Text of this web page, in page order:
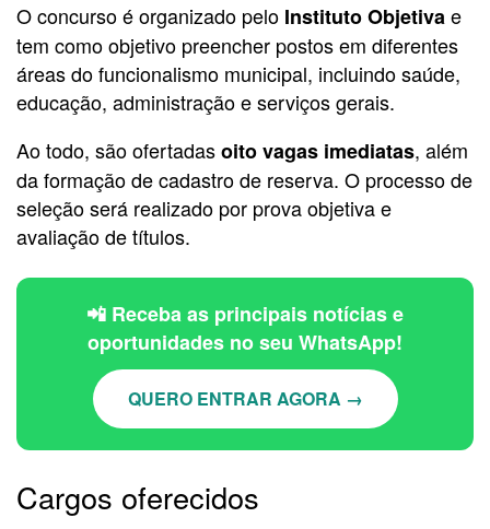
O concurso é organizado pelo Instituto Objetivae
tem como objetivo preencher postos em diferentes
áreas do funcionalismo municipal, incluindo saúde,
educação, administração e serviços gerais.
Ao todo, são ofertadasoito vagas imediatas, além
da formação de cadastro de reserva. O processo de
seleção será realizado por prova objetiva e
avaliação de títulos.
📲 Receba as principais notícias e
oportunidades no seu WhatsApp!
QUERO ENTRAR AGORA →
Cargos oferecidos